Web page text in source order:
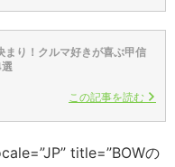
まり！クルマ好きが喜ぶ甲信
この記事を読む
title=”BOWの